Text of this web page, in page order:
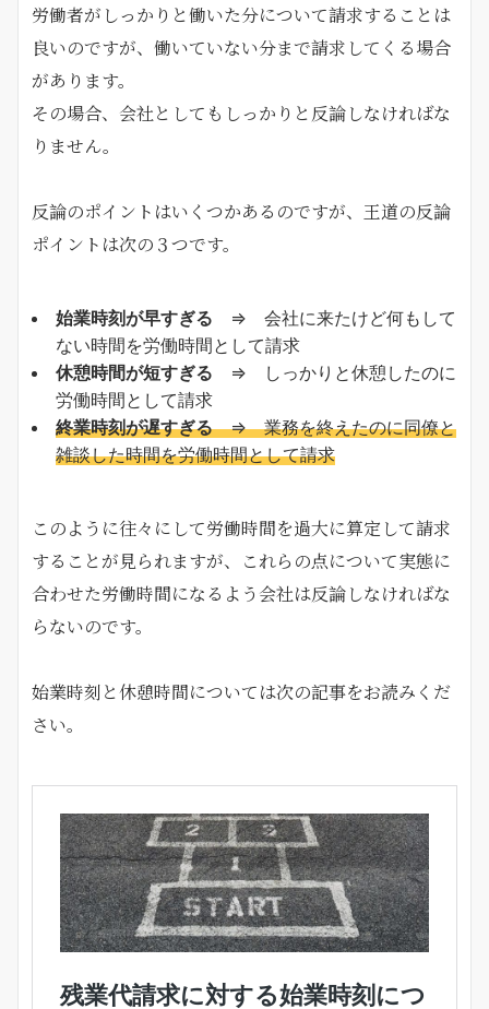
労働者がしっかりと働いた分について請求することは
良いのですが、働いていない分まで請求してくる場合
があります。
その場合、会社としてもしっかりと反論しなければな
りません。
反論のポイントはいくつかあるのですが、王道の反論
ポイントは次の３つです。
始業時刻が早すぎる ⇒ 会社に来たけど何もして
ない時間を労働時間として請求
休憩時間が短すぎる ⇒ しっかりと休憩したのに
労働時間として請求
終業時刻が遅すぎる⇒ 業務を終えたのに同僚と
雑談した時間を労働時間として請求
このように往々にして労働時間を過大に算定して請求
することが見られますが、これらの点について実態に
合わせた労働時間になるよう会社は反論しなければな
らないのです。
始業時刻と休憩時間については次の記事をお読みくだ
さい。